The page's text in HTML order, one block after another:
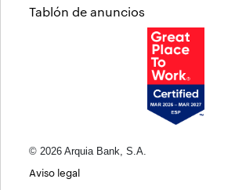
Tablón de anuncios
© 2026 Arquia Bank, S.A.
Aviso legal